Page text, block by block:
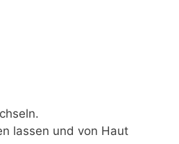
lassen und von Haut